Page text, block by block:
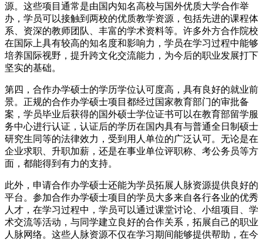
源。这些项目通常是由国内知名高校与国外优质大学合作举
办，学员可以接触到两校的优质教学资源，包括先进的课程体
系、资深的教师团队、丰富的学术资料等。许多外方合作院校
在国际上具有较高的知名度和影响力，学员在学习过程中能够
培养国际视野，提升跨文化交流能力，为今后的职业发展打下
坚实的基础。
第四，合作办学硕士的学历学位认可度高，具有良好的就业前
景。正规的合作办学硕士项目都经过国家教育部门的审批备
案，学员毕业后获得的国外硕士学位证书可以在教育部留学服
务中心进行认证，认证后的学历在国内具有与普通全日制硕士
研究生同等的法律效力，受到用人单位的广泛认可。无论是在
企业求职、升职加薪，还是在事业单位评职称、考公务员等方
面，都能得到有力的支持。
此外，申请合作办学硕士还能为学员拓展人脉资源提供良好的
平台。参加合作办学硕士项目的学员大多来自各行各业的优秀
人才，在学习过程中，学员可以通过课堂讨论、小组项目、学
术交流等活动，与同学建立良好的合作关系，拓展自己的职业
人脉网络。这些人脉资源不仅在学习期间能够提供帮助，在今